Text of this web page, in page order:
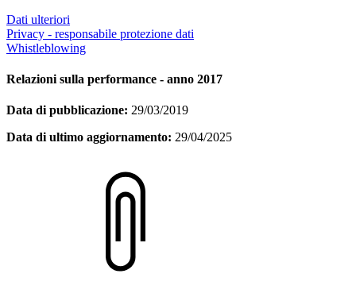
Dati ulteriori
Privacy - responsabile protezione dati
Whistleblowing
Relazioni sulla performance - anno 2017
Data di pubblicazione: 29/03/2019
Data di ultimo aggiornamento: 29/04/2025